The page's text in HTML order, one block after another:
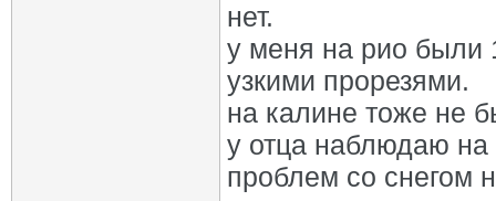
нет.
у меня на рио были
узкими прорезями.
на калине тоже не
у отца наблюдаю на
проблем со снегом